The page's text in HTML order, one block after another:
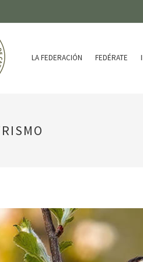
LA FEDERACIÓN FEDÉRATE